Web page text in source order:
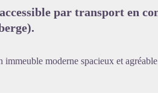
par transport en
moderne spacieux et